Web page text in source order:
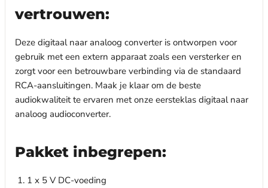
vertrouwen:
Deze digitaal naar analoog converter is ontworpen voor
gebruik met een extern apparaat zoals een versterker en
zorgt voor een betrouwbare verbinding via de standaard
RCA-aansluitingen. Maak je klaar om de beste
audiokwaliteit te ervaren met onze eersteklas digitaal naar
analoog audioconverter.
Pakket inbegrepen:
1 x 5 V DC-voeding